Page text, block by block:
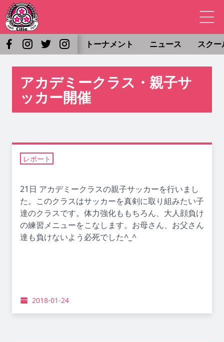
トーナメント ニュース スクー
アカデミークラス・親子サ
ッカー開催
レポート
21日 アカデミークラスの親子サッカーを行いまし
た。このクラスはサッカーを真剣に取り組みたい子
達のクラスです。体力強化ももちろん、大人顔負け
の練習メニューをこなします。お母さん、お父さん
達も負けないよう必死でした^_^
2018-01-24